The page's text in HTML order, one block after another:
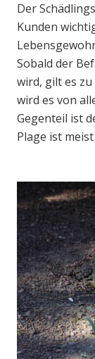
Der
Kunden
Sobald der
wird, gilt es
wird es von
Gegenteil ist
Plage ist